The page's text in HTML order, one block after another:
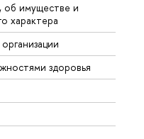
об имуществе и
характера
здоровья